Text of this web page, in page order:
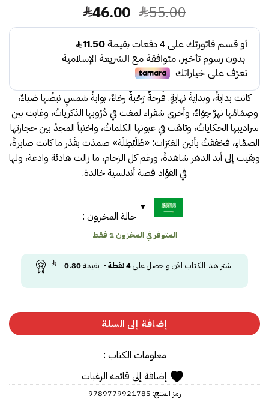
55.00 السعر
الأصلي
هو:
55.00.
46.00 السعر
الحالي
هو:
46.00.
كانت بدايةً، وبدايةَ نهايةٍ. فَرحةٌ رَحْبةٌ رخاءٌ، بوابةُ شمسٍ نبضُها ضياءٌ،
وصِمَامُها نهرٌ حِوَاءٌ، وأخرى شقراء لمعَت في دُرُوبها الذكرياتُ، وغابت بين
سراديبها الحكاياتُ، وتاهَت في عيونها الكلماتُ، واختبأ المجدُ بين حجارتها
الصمَّاءِ، فخفقتُ بأنين العَبَرَات: «طُلَيْطِلَة» صمدَت بقَدْر ما كانت صابرةً،
وبقيت إلى أبد الدهر شاهدةً، ورغم كل الزحام، ما زالت هادئة وادعة، ولها
في الفؤاد قصة أندلسية خالدة.
حالة المخزون :
المتوفر في المخزون 1 فقط
اشتر هذا الكتاب الآن واحصل على4نقطة- بقيمة0.80
إضافة إلى السلة
معلومات الكتاب :
إضافة إلى قائمة الرغبات
رمز المنتج: 9789779921785